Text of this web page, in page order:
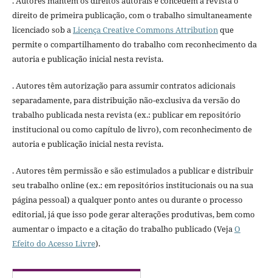
direito de primeira publicação, com o trabalho simultaneamente
licenciado sob a Licença Creative Commons Attribution que
permite o compartilhamento do trabalho com reconhecimento da
autoria e publicação inicial nesta revista.
. Autores têm autorização para assumir contratos adicionais
separadamente, para distribuição não-exclusiva da versão do
trabalho publicada nesta revista (ex.: publicar em repositório
institucional ou como capítulo de livro), com reconhecimento de
autoria e publicação inicial nesta revista.
. Autores têm permissão e são estimulados a publicar e distribuir
seu trabalho online (ex.: em repositórios institucionais ou na sua
página pessoal) a qualquer ponto antes ou durante o processo
editorial, já que isso pode gerar alterações produtivas, bem como
aumentar o impacto e a citação do trabalho publicado (VejaO
Efeito do Acesso Livre).